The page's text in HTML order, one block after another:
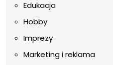
Edukacja
Hobby
Imprezy
Marketing i reklama